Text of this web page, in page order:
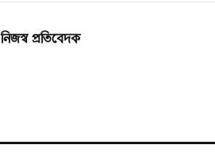
নিজস্ব প্রতিবেদক